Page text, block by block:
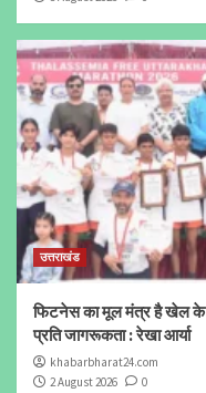
उत्तराखंड
फिटनेस का मूल मंत्र है खेल के
प्रति जागरूकता : रेखा आर्या
khabarbharat24.com
2 August 2026
0